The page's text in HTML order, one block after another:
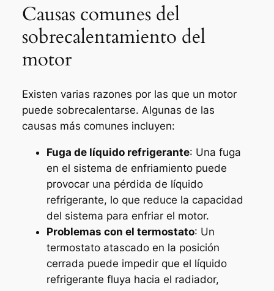
Causas comunes del
sobrecalentamiento del
motor
Existen varias razones por las que un motor
puede sobrecalentarse. Algunas de las
causas más comunes incluyen:
Fuga de líquido refrigerante: Una fuga
en el sistema de enfriamiento puede
provocar una pérdida de líquido
refrigerante, lo que reduce la capacidad
del sistema para enfriar el motor.
Problemas con el termostato: Un
termostato atascado en la posición
cerrada puede impedir que el líquido
refrigerante fluya hacia el radiador,